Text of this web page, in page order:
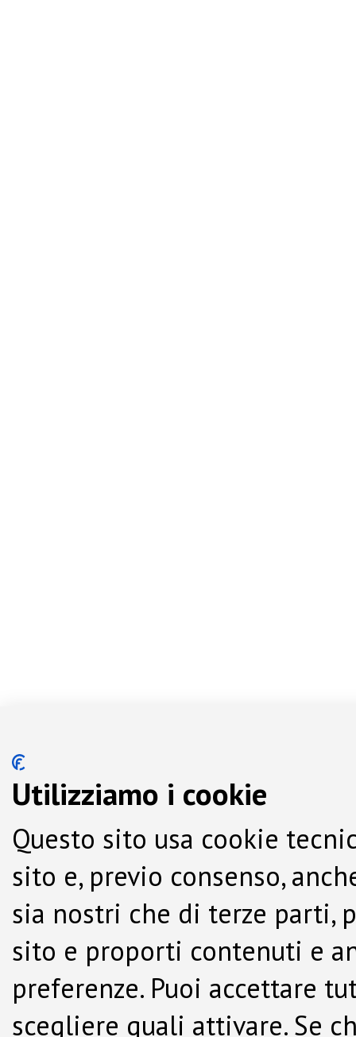
Utilizziamo i cookie
Questo sito usa cookie
sito e, previo consenso,
sia nostri che di terze parti,
sito e proporti contenuti e
preferenze. Puoi accettare
scegliere quali attivare. Se